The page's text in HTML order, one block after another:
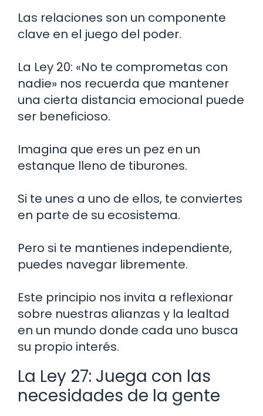
Las relaciones son un componente
clave en el juego del poder.
La Ley 20: «No te comprometas con
nadie» nos recuerda que mantener
una cierta distancia emocional puede
ser beneficioso.
Imagina que eres un pez en un
estanque lleno de tiburones.
Si te unes a uno de ellos, te conviertes
en parte de su ecosistema.
Pero si te mantienes independiente,
puedes navegar libremente.
Este principio nos invita a reflexionar
sobre nuestras alianzas y la lealtad
en un mundo donde cada uno busca
su propio interés.
La Ley 27: Juega con las
necesidades de la gente